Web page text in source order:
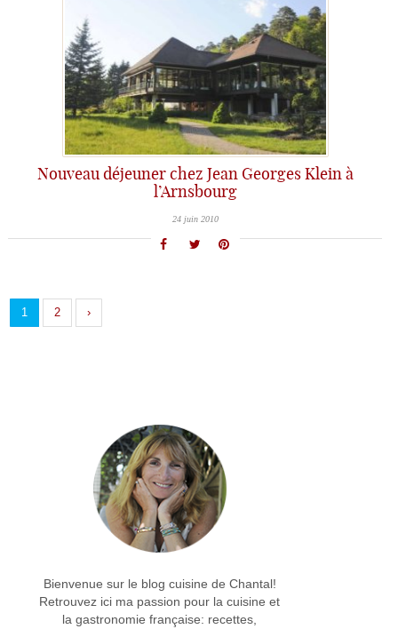
Nouveau déjeuner chez Jean Georges Klein à
l’Arnsbourg
24 juin 2010
1 2 ›
Bienvenue sur le blog cuisine de Chantal!
Retrouvez ici ma passion pour la cuisine et
la gastronomie française: recettes,